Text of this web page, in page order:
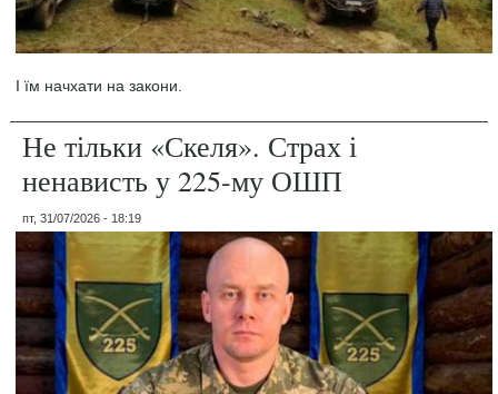
І їм начхати на закони.
Не тільки «Скеля». Страх і
ненависть у 225-му ОШП
пт, 31/07/2026 - 18:19